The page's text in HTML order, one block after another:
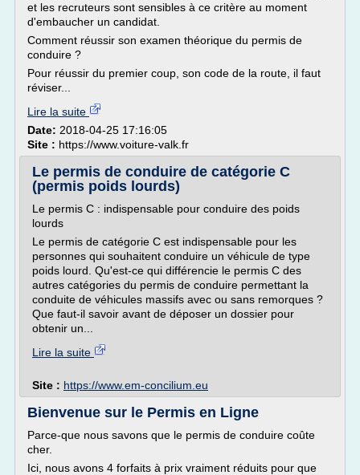
et les recruteurs sont sensibles à ce critère au moment
d'embaucher un candidat.
Comment réussir son examen théorique du permis de
conduire ?
Pour réussir du premier coup, son code de la route, il faut
réviser...
Lire la suite
Date: 2018-04-25 17:16:05
Site : https://www.voiture-valk.fr
Le permis de conduire de catégorie C
(permis poids lourds)
Le permis C : indispensable pour conduire des poids
lourds
Le permis de catégorie C est indispensable pour les
personnes qui souhaitent conduire un véhicule de type
poids lourd. Qu'est-ce qui différencie le permis C des
autres catégories du permis de conduire permettant la
conduite de véhicules massifs avec ou sans remorques ?
Que faut-il savoir avant de déposer un dossier pour
obtenir un...
Lire la suite
Site : https://www.em-concilium.eu
Bienvenue sur le Permis en Ligne
Parce-que nous savons que le permis de conduire coûte
cher.
Ici, nous avons 4 forfaits à prix vraiment réduits pour que